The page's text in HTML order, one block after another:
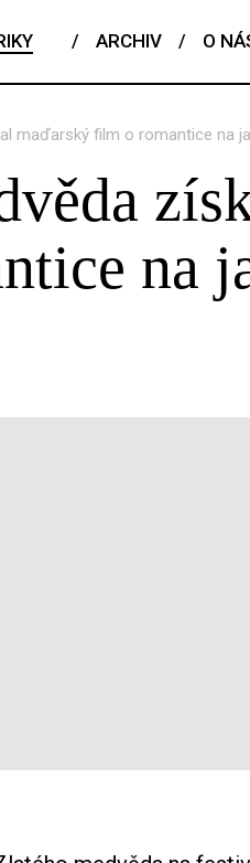
/ ARCHIV / O
maďarský film o romantice na
na